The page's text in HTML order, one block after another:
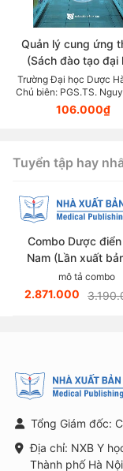
Quản lý cung ứng
(Sách đào tạo đại
ngành dược
Trường Đại học Dược
Chủ biên: PGS.TS.
Thanh Hương
106.000₫
Tuyển tập hay
Combo Dược
Nam (Lần xuất
sáu)
mô tả combo
2.871.000
Tổng Giám đốc:
Địa chỉ: NXB Y
Thành phố Hà